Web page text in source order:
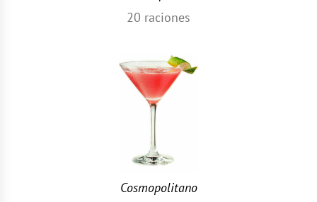
20 raciones
Cosmopolitano